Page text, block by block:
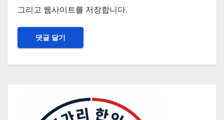
그리고 웹사이트를 저장합니다.